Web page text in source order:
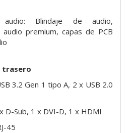
audio: Blindaje de audio,
premium, capas de PCB
trasero
3.2 Gen 1 tipo A, 2 x USB 2.0
D-Sub, 1 x DVI-D, 1 x HDMI
45